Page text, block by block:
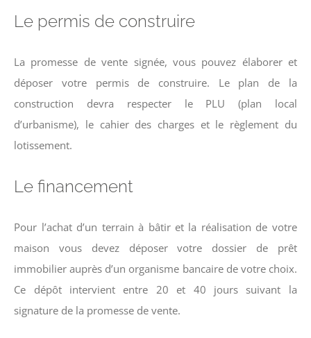
Le permis de construire
La promesse de vente signée, vous pouvez élaborer et
déposer votre permis de construire. Le plan de la
construction devra respecter le PLU (plan local
d’urbanisme), le cahier des charges et le règlement du
lotissement.
Le financement
Pour l’achat d’un terrain à bâtir et la réalisation de votre
maison vous devez déposer votre dossier de prêt
immobilier auprès d’un organisme bancaire de votre choix.
Ce dépôt intervient entre 20 et 40 jours suivant la
signature de la promesse de vente.